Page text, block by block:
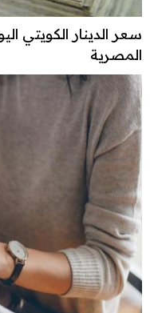
المصرية